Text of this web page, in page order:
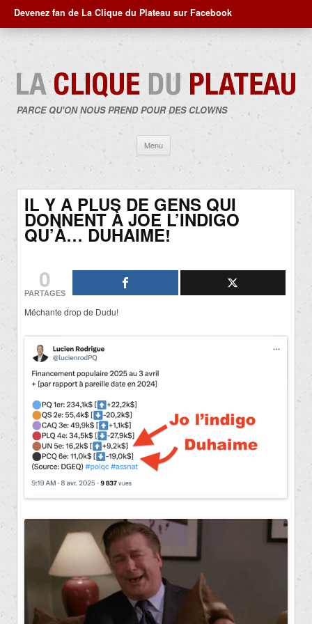
Devenez fan de La Clique du Plateau sur Facebook
PARCE QU'ON NOUS PREND POUR DES CLOWNS
Menu
contenu
IL Y A PLUS DE GENS QUI
DONNENT À JOE L’INDIGO
QU’À… DUHAIME!
0
PARTAGES
Méchante drop de Dudu!